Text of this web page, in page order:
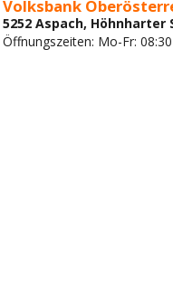
Volksbank
5252 Aspach, Höhnharter
Öffnungszeiten: Mo-Fr: